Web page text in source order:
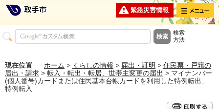
緊急災害情報 メニュー
検索
方法
現在位置 ホーム > くらしの情報 > 届出・証明 > 住民票・戸籍の
届出・請求 > 転入・転出・転居、世帯主変更の届出 > マイナンバー
(個人番号)カードまたは住民基本台帳カードを利用した特例転出、
特例転入